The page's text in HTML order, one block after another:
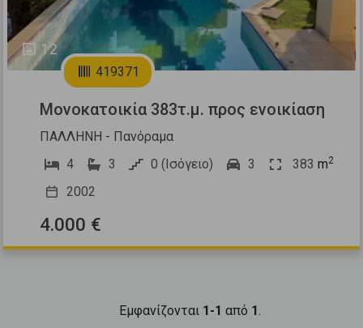
12
419371
Μονοκατοικία 383τ.μ. προς ενοικίαση
ΠΑΛΛΗΝΗ - Πανόραμα
4
3 0 (Ισόγειο) 3 383 m2
2002
4.000 €
Εμφανίζονται 1-1 από 1